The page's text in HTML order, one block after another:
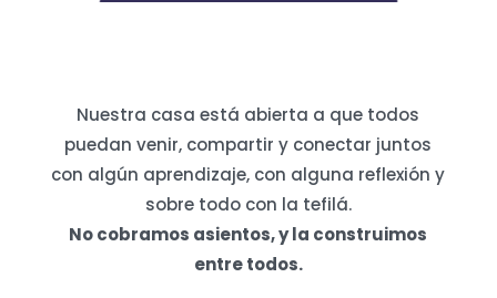
Nuestra casa está abierta a que todos
puedan venir, compartir y conectar juntos
con algún aprendizaje, con alguna reflexión y
sobre todo con la tefilá.
No cobramos asientos, y la construimos
entre todos.